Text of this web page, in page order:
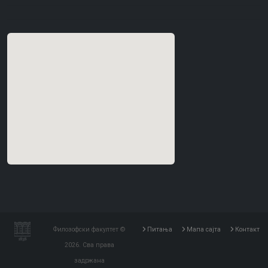
Филозофски факултет ©
2026. Сва права
задржана
Питања Мапа сајта Контакт